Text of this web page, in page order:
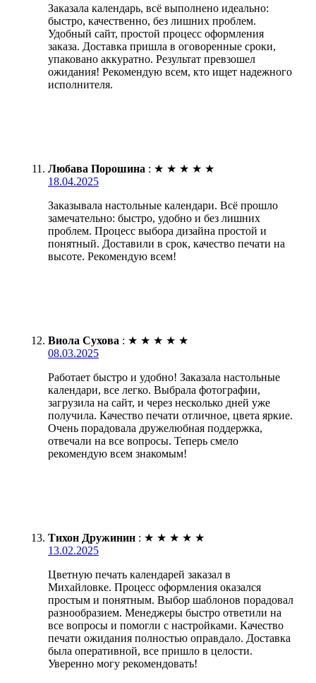
Заказала календарь, всё выполнено идеально:
быстро, качественно, без лишних проблем.
Удобный сайт, простой процесс оформления
заказа. Доставка пришла в оговоренные сроки,
упаковано аккуратно. Результат превзошел
ожидания! Рекомендую всем, кто ищет надежного
исполнителя.
Любава Порошина : ★ ★ ★ ★ ★
18.04.2025
Заказывала настольные календари. Всё прошло
замечательно: быстро, удобно и без лишних
проблем. Процесс выбора дизайна простой и
понятный. Доставили в срок, качество печати на
высоте. Рекомендую всем!
Виола Сухова : ★ ★ ★ ★ ★
08.03.2025
Работает быстро и удобно! Заказала настольные
календари, все легко. Выбрала фотографии,
загрузила на сайт, и через несколько дней уже
получила. Качество печати отличное, цвета яркие.
Очень порадовала дружелюбная поддержка,
отвечали на все вопросы. Теперь смело
рекомендую всем знакомым!
Тихон Дружинин : ★ ★ ★ ★ ★
13.02.2025
Цветную печать календарей заказал в
Михайловке. Процесс оформления оказался
простым и понятным. Выбор шаблонов порадовал
разнообразием. Менеджеры быстро ответили на
все вопросы и помогли с настройками. Качество
печати ожидания полностью оправдало. Доставка
была оперативной, все пришло в целости.
Уверенно могу рекомендовать!